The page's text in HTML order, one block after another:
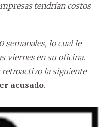
tendrían costos
semanales, lo cual le
viernes en su oficina.
retroactivo la siguiente
acusado.